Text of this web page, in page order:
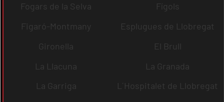
Fogars de la Selva
Fígols
Figaró-Montmany
Esplugues de Llobregat
Gironella
El Brull
La Llacuna
La Granada
La Garriga
L´Hospitalet de Llobregat